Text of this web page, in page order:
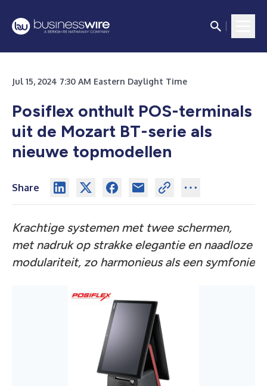
Jul 15, 2024 7:30 AM Eastern Daylight Time
Posiflex onthult POS-terminals
uit de Mozart BT-serie als
nieuwe topmodellen
Share
Krachtige systemen met twee schermen,
met nadruk op strakke elegantie en naadloze
modulariteit, zo harmonieus als een symfonie